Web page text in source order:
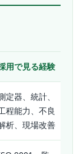
用で見る経験
定器、統計、
程能力、不良
析、現場改善